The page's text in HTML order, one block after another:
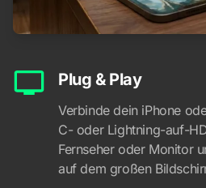
Plug & Play
Verbinde dein iPhone
C- oder Lightning-auf-
Fernseher oder Monitor
auf dem großen